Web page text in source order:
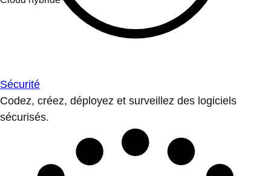
Sécurité
Codez, créez, déployez et surveillez des logiciels
sécurisés.